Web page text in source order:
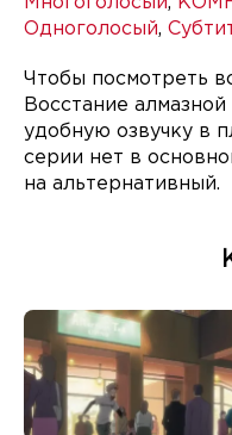
Одноголосый,
Чтобы посмотреть
Восстание
удобную озвучку в
серии нет в
на альтернативный.